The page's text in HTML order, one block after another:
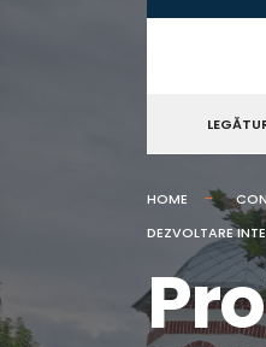
HOME
DEZVOLTARE